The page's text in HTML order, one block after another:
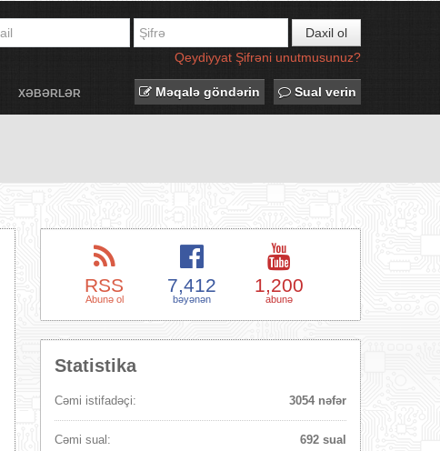
Daxil ol
Qeydiyyat Şifrəni unutmusunuz?
XƏBƏRLƏR Məqalə göndərin Sual verin
RSS
Abunə ol
7,412
bəyənən
1,200
abunə
Statistika
Cəmi istifadəçi: 3054 nəfər
Cəmi sual: 692 sual